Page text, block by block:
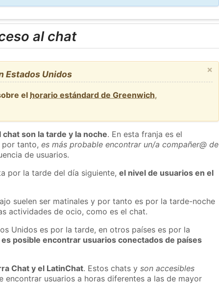
al chat
×
Estados Unidos
el horario estándard de Greenwich,
son la tarde y la noche. En esta franja es el
por tanto,es más probable encontrar un/a compañer@ de
de usuarios.
por la tarde del día siguiente,el nivel de usuarios en el
suelen ser matinales y por tanto es por la tarde-noche
actividades de ocio, como es el chat.
Unidos es por la tarde, en otros países es por la
posible encontrar usuarios conectados de países
Chat y el LatinChat. Estos chats yson accesibles
encontrar usuarios a horas diferentes a las de mayor